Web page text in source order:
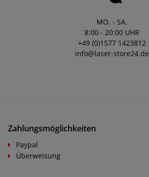
MO. - SA.
8:00 - 20:00 UHR
+49 (0)1577 1423812
info@laser-store24.de
Zahlungsmöglichkeiten
Paypal
Überweisung